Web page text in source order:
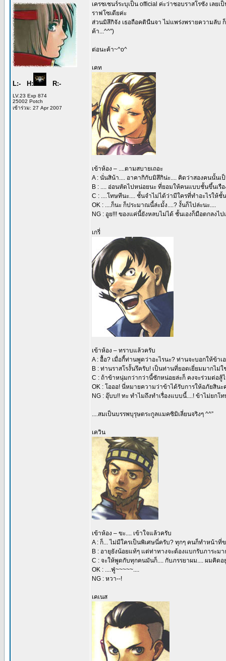
L:- H: R:-
LV.23 Exp 874
25002 Potch
เข้าร่วม: 27 Apr 2007
เครชเชนร์ระบุเป็น official ค่ะว่าชอบราสโรซัง เลย
ราฟโซเดียค่ะ
ส่วนมิสึกิจัง เธอถือคตินืนจา ไม่แพร่งพรายความลับ
ค้า...^^")
ต่อนะค้า~^o^
เคท
เข้าห้อง – ....ตามสบายเถอะ
A : นั่นสิน้า.... อาคากิกับมิสึกิน่ะ.... คิดว่าสองคนนั้นเ
B : .... อ่อนหัดไปหน่อยนะ ที่ยอมให้คนแบบชั้นขึ้นเรื
C : ....โทษทีนะ.... ชั้นจำไม่ได้ว่ามีใครที่ทำอะไรให้
OK : ....ก็นะ ก็ประมาณนี้ล่ะมั้ง....? งั้นก็ไปล่ะนะ....
NG : อูย!!! ของแค่นี้ยังหลบไม่ได้ ชั้นเองก็มือตกลงไป
เกรี่
เข้าห้อง – ทราบแล้วครับ
A : อื้อ? เมื่อกี้ท่านพูดว่าอะไรนะ? ท่านจะบอกให้ข้
B : ท่านราสโรงั้นรึครับ! เป็นท่านที่ยอดเยี่ยมมากไม่ใ
C : ถ้าข้าหนุ่มกว่ากว่านี้ซักหน่อยล่ะก็ คงจะร่วมต่อสู้
OK : โอออ! นี่หมายความว่าข้าได้รับการให้อภัยสินะ
NG : อุ๊บบ!! ทะ ทำไมถึงทำเรื่องแบบนี้....! ข้าไม่ยกโ
....สมเป็นบรรพบุรุษตระกูลแมคซิมิเลี่ยนจริงๆ ^^”
เควิน
เข้าห้อง – ขะ.... เข้าใจแล้วครับ
A : ก็... ไม่มีใครเป็นพิเศษนี่ครับ? ทุกๆ คนก็ทำหน้าที่
B : อายุยังน้อยแท้ๆ แต่ท่าทางจะต้องแบกรับภาระม
C : จะให้พูดกับทุกคนมันก็.... กับภรรยาผม.... ผมคิด
OK : ....ฟู่~~~~~....
NG : หวา--!
เคเนส